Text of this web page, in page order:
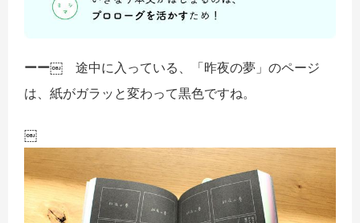
ーー￼ 途中に入っている、「昨夜の夢」のページ
は、紙がガラッと変わって黒色ですね。
￼